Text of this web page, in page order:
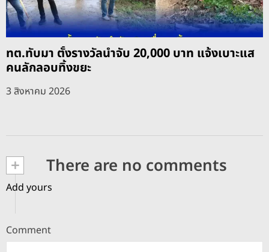
ทต.ทับมา ตั้งรางวัลนำจับ 20,000 บาท แจ้งเบาะแส
คนลักลอบทิ้งขยะ
3 สิงหาคม 2026
+ There are no comments
Add yours
Comment